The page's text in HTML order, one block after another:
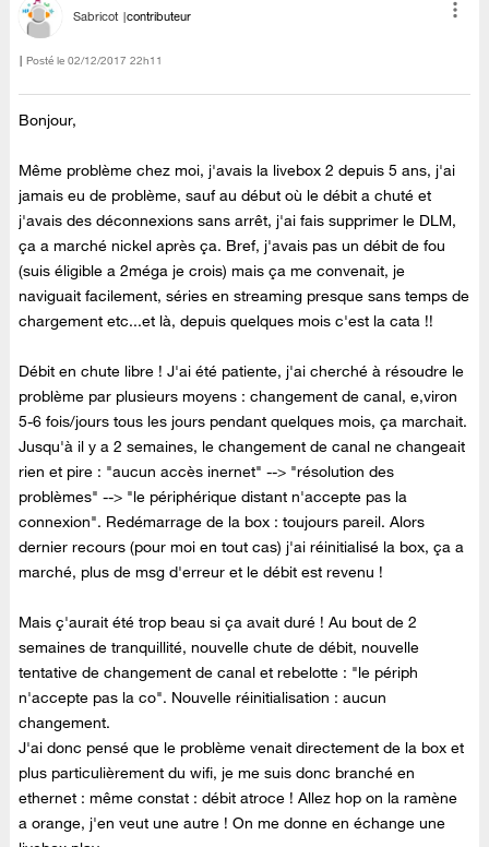
Sabricot contributeur
Posté le ‎02/12/2017 22h11
Bonjour,
Même problème chez moi, j'avais la livebox 2 depuis 5 ans, j'ai
jamais eu de problème, sauf au début où le débit a chuté et
j'avais des déconnexions sans arrêt, j'ai fais supprimer le DLM,
ça a marché nickel après ça. Bref, j'avais pas un débit de fou
(suis éligible a 2méga je crois) mais ça me convenait, je
naviguait facilement, séries en streaming presque sans temps de
chargement etc...et là, depuis quelques mois c'est la cata !!
Débit en chute libre ! J'ai été patiente, j'ai cherché à résoudre le
problème par plusieurs moyens : changement de canal, e,viron
5-6 fois/jours tous les jours pendant quelques mois, ça marchait.
Jusqu'à il y a 2 semaines, le changement de canal ne changeait
rien et pire : "aucun accès inernet" --> "résolution des
problèmes" --> "le périphérique distant n'accepte pas la
connexion". Redémarrage de la box : toujours pareil. Alors
dernier recours (pour moi en tout cas) j'ai réinitialisé la box, ça a
marché, plus de msg d'erreur et le débit est revenu !
Mais ç'aurait été trop beau si ça avait duré ! Au bout de 2
semaines de tranquillité, nouvelle chute de débit, nouvelle
tentative de changement de canal et rebelotte : "le périph
n'accepte pas la co". Nouvelle réinitialisation : aucun
changement.
J'ai donc pensé que le problème venait directement de la box et
plus particulièrement du wifi, je me suis donc branché en
ethernet : même constat : débit atroce ! Allez hop on la ramène
a orange, j'en veut une autre ! On me donne en échange une